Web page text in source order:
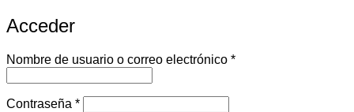
Acceder
Nombre de usuario o correo electrónico *Obligatorio
Contraseña *Obligatorio